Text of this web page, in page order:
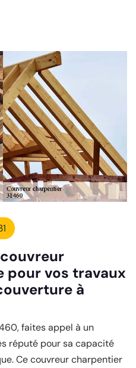
pour vos travaux
à
faites appel à un
réputé pour sa capacité
Ce couvreur charpentier